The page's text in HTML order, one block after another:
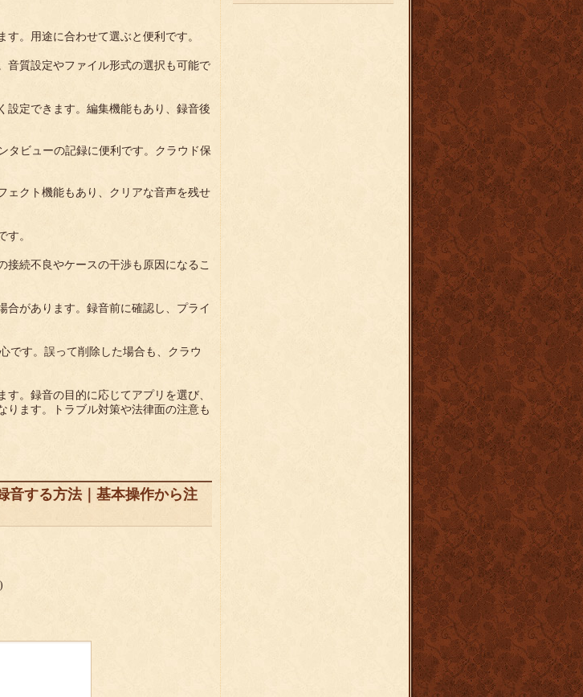
。用途に合わせて選ぶと便利です。
音質設定やファイル形式の選択も可能で
設定できます。編集機能もあり、録音後
タビューの記録に便利です。クラウド保
ェクト機能もあり、クリアな音声を残せ
す。
接続不良やケースの干渉も原因になるこ
合があります。録音前に確認し、プライ
です。誤って削除した場合も、クラウ
。録音の目的に応じてアプリを選び、
ります。トラブル対策や法律面の注意も
音する方法｜基本操作から注